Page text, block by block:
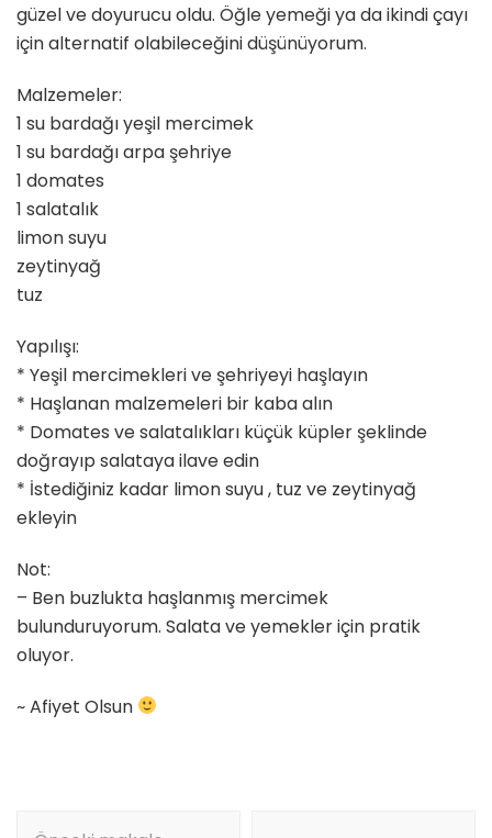
güzel ve doyurucu oldu. Öğle yemeği ya da ikindi çayı
için alternatif olabileceğini düşünüyorum.
Malzemeler:
1 su bardağı yeşil mercimek
1 su bardağı arpa şehriye
1 domates
1 salatalık
limon suyu
zeytinyağ
tuz
Yapılışı:
* Yeşil mercimekleri ve şehriyeyi haşlayın
* Haşlanan malzemeleri bir kaba alın
* Domates ve salatalıkları küçük küpler şeklinde
doğrayıp salataya ilave edin
* İstediğiniz kadar limon suyu , tuz ve zeytinyağ
ekleyin
Not:
– Ben buzlukta haşlanmış mercimek
bulunduruyorum. Salata ve yemekler için pratik
oluyor.
~ Afiyet Olsun
Yazı